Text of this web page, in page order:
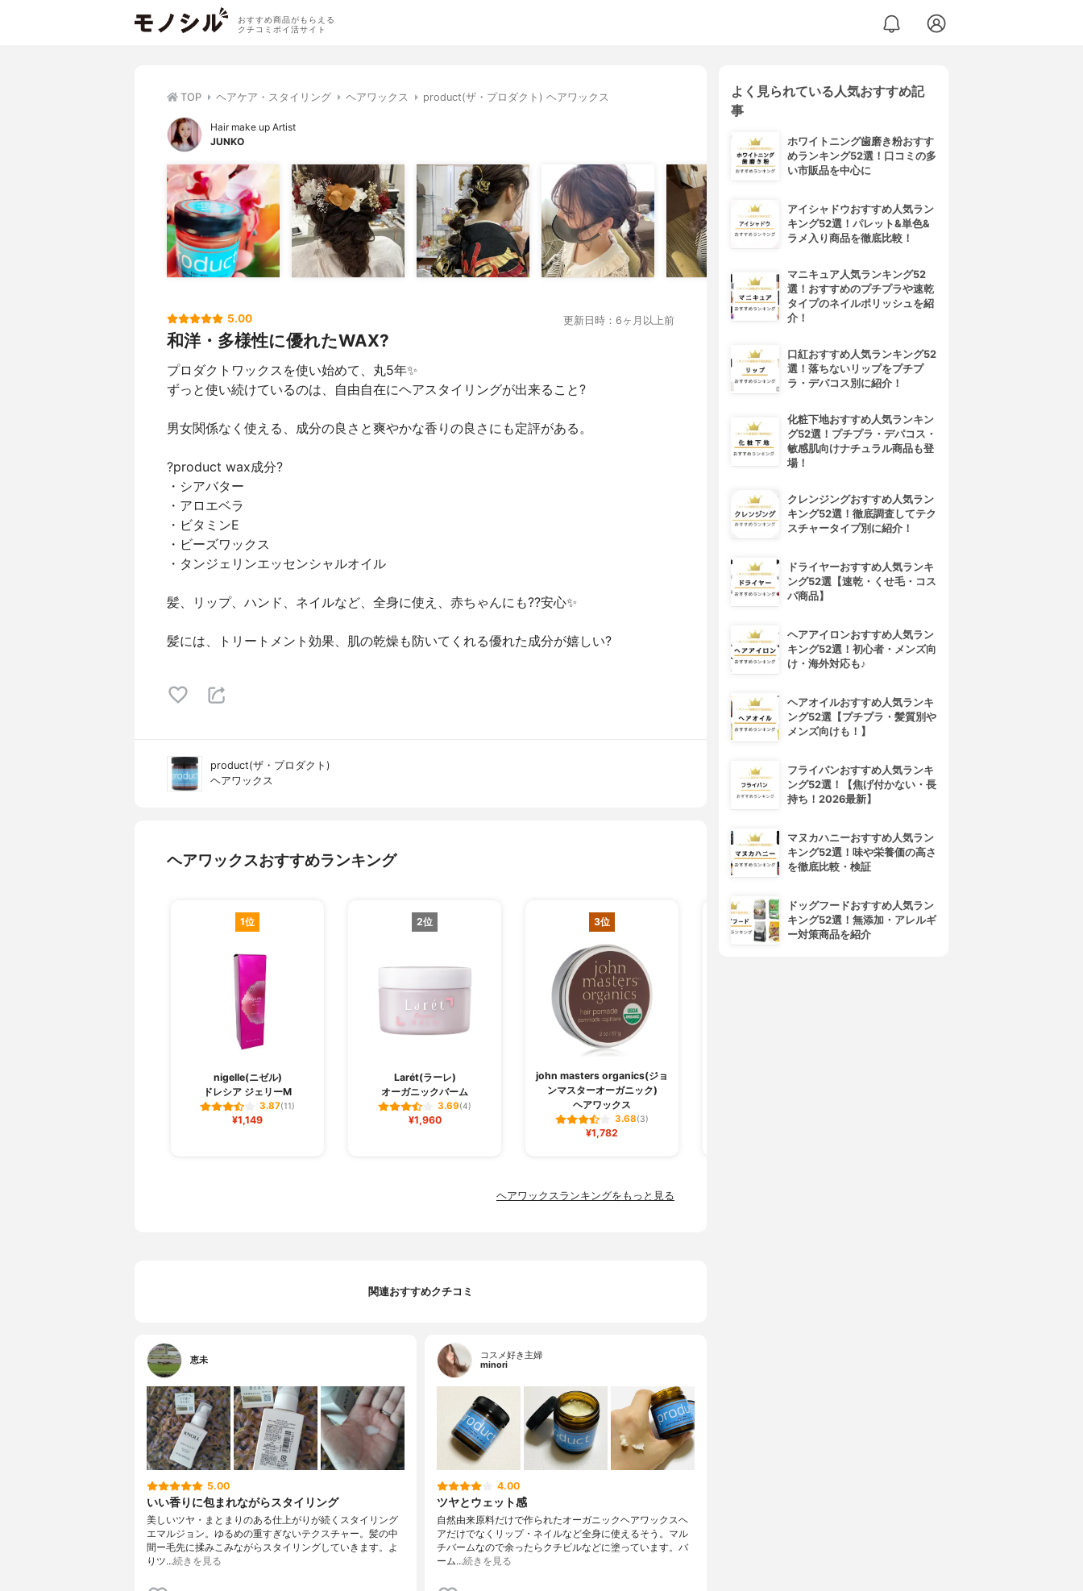
おすすめ商品がもらえる
クチコミポイ活サイト
TOP ヘアケア・スタイリング ヘアワックス product(ザ・プロダクト) ヘアワックス
Hair make up Artist
JUNKO
5.00 更新日時：6ヶ月以上前
和洋・多様性に優れたWAX?
プロダクトワックスを使い始めて、丸5年✨
ずっと使い続けているのは、自由自在にヘアスタイリングが出来ること?
男女関係なく使える、成分の良さと爽やかな香りの良さにも定評がある。
?product wax成分?
・シアバター
・アロエベラ
・ビタミンE
・ビーズワックス
・タンジェリンエッセンシャルオイル
髪、リップ、ハンド、ネイルなど、全身に使え、赤ちゃんにも??安心✨
髪には、トリートメント効果、肌の乾燥も防いてくれる優れた成分が嬉しい?
product(ザ・プロダクト)
ヘアワックス
ヘアワックスおすすめランキング
1位
nigelle(ニゼル)
ドレシア ジェリーM
3.87(11)
¥1,149
2位
Larét(ラーレ)
オーガニックバーム
3.69(4)
¥1,960
3位
john masters organics(ジョ
ンマスターオーガニック)
ヘアワックス
3.68(3)
¥1,782
4位
ヘアワックスランキングをもっと見る
関連おすすめクチコミ
恵未
5.00
いい香りに包まれながらスタイリング
美しいツヤ・まとまりのある仕上がりが続くスタイリング
エマルジョン。ゆるめの重すぎないテクスチャー。髪の中
間ー毛先に揉みこみながらスタイリングしていきます。よ
りツ…続きを見る
コスメ好き主婦
minori
4.00
ツヤとウェット感
自然由来原料だけで作られたオーガニックヘアワックスヘ
アだけでなくリップ・ネイルなど全身に使えるそう。マル
チバームなので余ったらクチビルなどに塗っています。バ
ーム…続きを見る
よく見られている人気おすすめ記
事
ホワイトニング歯磨き粉おすす
めランキング52選！口コミの多
い市販品を中心に
アイシャドウおすすめ人気ラン
キング52選！パレット&単色&
ラメ入り商品を徹底比較！
マニキュア人気ランキング52
選！おすすめのプチプラや速乾
タイプのネイルポリッシュを紹
介！
口紅おすすめ人気ランキング52
選！落ちないリップをプチプ
ラ・デパコス別に紹介！
化粧下地おすすめ人気ランキン
グ52選！プチプラ・デパコス・
敏感肌向けナチュラル商品も登
場！
クレンジングおすすめ人気ラン
キング52選！徹底調査してテク
スチャータイプ別に紹介！
ドライヤーおすすめ人気ランキ
ング52選【速乾・くせ毛・コス
パ商品】
ヘアアイロンおすすめ人気ラン
キング52選！初心者・メンズ向
け・海外対応も♪
ヘアオイルおすすめ人気ランキ
ング52選【プチプラ・髪質別や
メンズ向けも！】
フライパンおすすめ人気ランキ
ング52選！【焦げ付かない・長
持ち！2026最新】
マヌカハニーおすすめ人気ラン
キング52選！味や栄養価の高さ
を徹底比較・検証
ドッグフードおすすめ人気ラン
キング52選！無添加・アレルギ
ー対策商品を紹介